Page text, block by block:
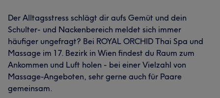
Der Alltagsstress schlägt dir aufs Gemüt und dein
Schulter- und Nackenbereich meldet sich immer
häufiger ungefragt? Bei ROYAL ORCHID Thai Spa und
Massage im 17. Bezirk in Wien findest du Raum zum
Ankommen und Luft holen - bei einer Vielzahl von
Massage-Angeboten, sehr gerne auch für Paare
gemeinsam.